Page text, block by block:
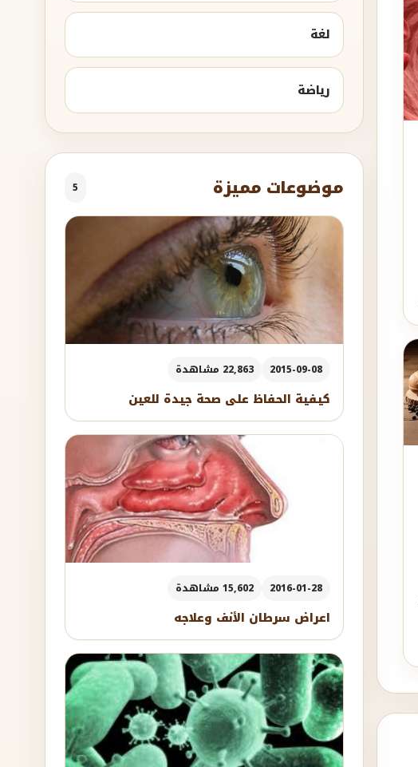
لغة
رياضة
موضوعات مميزة 5
2015-09-08 22,863 مشاهدة
كيفية الحفاظ على صحة جيدة للعين
2016-01-28 15,602 مشاهدة
اعراض سرطان الأنف وعلاجه